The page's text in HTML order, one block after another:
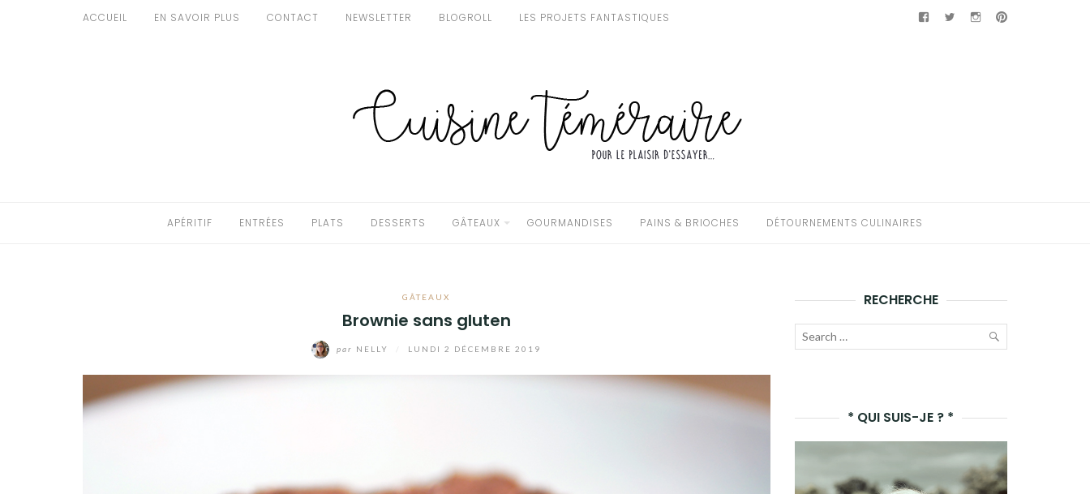
ACCUEIL EN SAVOIR PLUS CONTACT NEWSLETTER BLOGROLL LES PROJETS FANTASTIQUES Facebook
TwitterInstagramPinterest
APÉRITIF ENTRÉES PLATS DESSERTS GÂTEAUX GOURMANDISES PAINS & BRIOCHES DÉTOURNEMENTS CULINAIRES
GÂTEAUX
Brownie sans gluten
par NELLY LUNDI 2 DÉCEMBRE 2019
RECHERCHE
Recherche
* QUI SUIS-JE ? *
Facebook
TwitterInstagram
Pinterest